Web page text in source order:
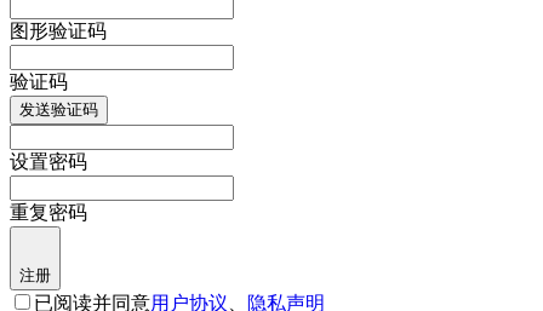
图形验证码
验证码
发送验证码
设置密码
重复密码
注册
已阅读并同意用户协议 隐私声明